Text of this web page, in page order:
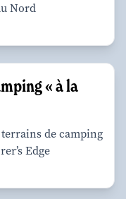
Nord
« à la
de camping
Edge